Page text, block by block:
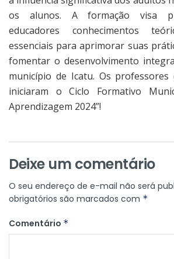
os alunos. A formação visa
educadores conhecimentos
essenciais para aprimorar suas
fomentar o desenvolvimento
município de Icatu. Os
iniciaram o Ciclo Formativo
Aprendizagem 2024”!
Deixe um comentário
O seu endereço de e-mail não será
obrigatórios são marcados com *
Comentário *